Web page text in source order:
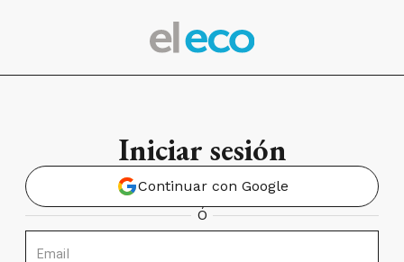
Iniciar sesión
Continuar con Google
Ó
Email